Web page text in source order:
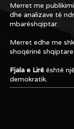
Merret me
dhe analizave të
mbarëshqiptar.
Merret edhe me
shoqërinë
Fjala e Lirë është
demokratik.